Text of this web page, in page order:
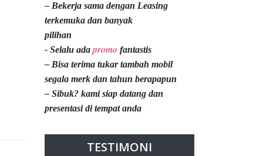
– Bekerja sama dengan Leasing
terkemuka dan banyak
pilihan
- Selalu ada promo fantastis
– Bisa terima tukar tambah mobil
segala merk dan tahun berapapun
– Sibuk? kami siap datang dan
presentasi di tempat anda
TESTIMONI